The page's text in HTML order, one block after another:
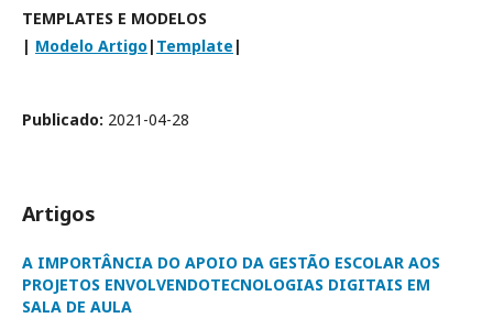
TEMPLATES E MODELOS
| Modelo Artigo| Template |
Publicado: 2021-04-28
Artigos
A IMPORTÂNCIA DO APOIO DA GESTÃO ESCOLAR AOS
PROJETOS ENVOLVENDOTECNOLOGIAS DIGITAIS EM
SALA DE AULA